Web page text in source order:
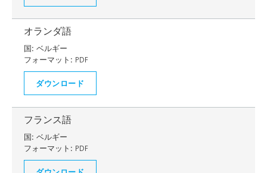
オランダ語
国: ベルギー
フォーマット: PDF
ダウンロード
フランス語
国: ベルギー
フォーマット: PDF